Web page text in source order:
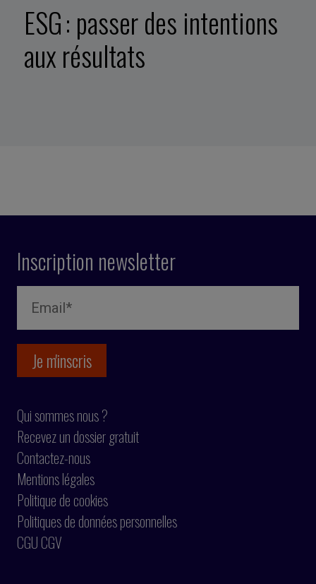
ESG : passer des intentions
aux résultats
Inscription newsletter
Qui sommes nous ?
Recevez un dossier gratuit
Contactez-nous
Mentions légales
Politique de cookies
Politiques de données personnelles
CGU CGV